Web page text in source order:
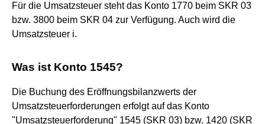
Für die Umsatzsteuer steht das Konto 1770 beim SKR 03
bzw. 3800 beim SKR 04 zur Verfügung. Auch wird die
Umsatzsteuer i.
Was ist Konto 1545?
Die Buchung des Eröffnungsbilanzwerts der
Umsatzsteuerforderungen erfolgt auf das Konto
"Umsatzsteuerforderung" 1545 (SKR 03) bzw. 1420 (SKR